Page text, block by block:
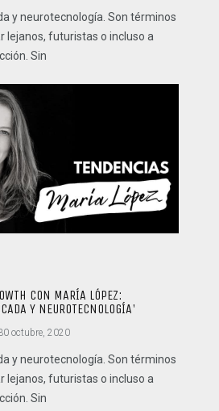
y neurotecnología. Son términos
lejanos, futuristas o incluso a
Sin
CON MARÍA LÓPEZ:
Y NEUROTECNOLOGÍA'
octubre, 2020
y neurotecnología. Son términos
lejanos, futuristas o incluso a
Sin